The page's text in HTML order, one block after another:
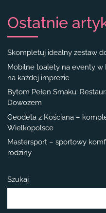
Ostatnie
Skompletuj idealny zestaw
Mobilne toalety na eventy w
na każdej imprezie
Bytom Pełen Smaku:
Dowozem
Geodeta z Kościana –
Wielkopolsce
Mastersport – sportowy
rodziny
Szukaj